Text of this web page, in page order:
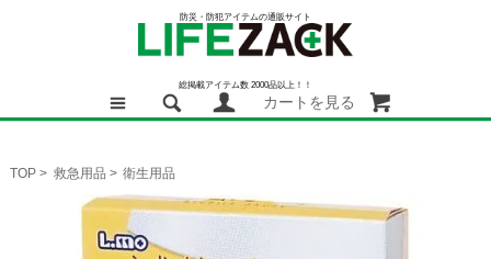
防災・防犯アイテムの通販サイト
総掲載アイテム数 2000品以上！！
カートを見る
TOP > 救急用品 > 衛生用品